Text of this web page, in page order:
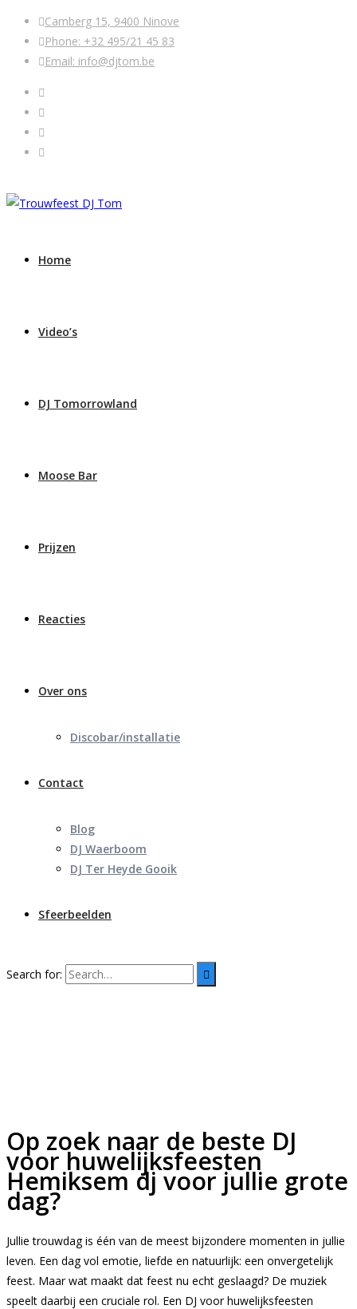
Camberg 15, 9400 Ninove
Phone: +32 495/21 45 83
Email: info@djtom.be
Home
Video’s
DJ Tomorrowland
Moose Bar
Prijzen
Reacties
Over ons
Discobar/installatie
Contact
Blog
DJ Waerboom
DJ Ter Heyde Gooik
Sfeerbeelden
Search for:
Op zoek naar de beste DJ
voor huwelijksfeesten
Hemiksem dj voor jullie grote
dag?
Jullie trouwdag is één van de meest bijzondere momenten in jullie
leven. Een dag vol emotie, liefde en natuurlijk: een onvergetelijk
feest. Maar wat maakt dat feest nu echt geslaagd? De muziek
speelt daarbij een cruciale rol. Een DJ voor huwelijksfeesten